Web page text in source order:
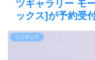
ツギャラリー モ
ックス]が予約受
フィギュア